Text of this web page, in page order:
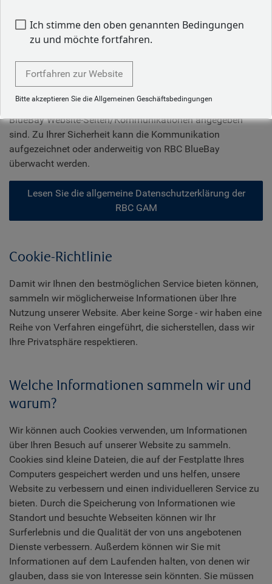
unterrichtet zu werden, von denen wir glauben, dass sie für
Sie von Interesse sein könnten, teilen Sie uns dies bitte mit,
entweder (i) bei der Registrierung auf einer RBC BlueBay
Website/Dienstleistung; oder (ii) indem Sie die Option
"Abbestellen" in RBC BlueBay E-Mails nutzen; oder (iii)
indem Sie RBC BlueBay an die registrierte Adresse oder an
andere Kontaktdaten schreiben, die auf bestimmten RBC
BlueBay Website-Seiten/Kommunikationen angegeben
sind. Zu Ihrer Sicherheit kann die Kommunikation
aufgezeichnet oder anderweitig von RBC BlueBay
überwacht werden.
Lesen Sie die allgemeine Datenschutzerklärung der
RBC GAM
Cookie-Richtlinie
Damit wir Ihnen den bestmöglichen Service bieten können,
sammeln wir möglicherweise Informationen über Ihre
Nutzung unserer Website. Aber keine Sorge - wir haben eine
Reihe von Verfahren eingeführt, die sicherstellen, dass wir
Ihre Privatsphäre respektieren.
Welche Informationen sammeln wir und
warum?
Wir können auch Cookies verwenden, um Informationen
über Ihren Besuch auf unserer Website zu sammeln.
Cookies sind kleine Dateien, die auf der Festplatte Ihres
Computers gespeichert werden und uns helfen, unsere
Website zu verbessern und einen individuelleren Service zu
bieten. Durch die Speicherung von Informationen wie
Standort und besuchte Webseiten können wir Ihr
Surferlebnis und die Qualität der von uns angebotenen
Dienste verbessern. Außerdem können wir Sie mit
Informationen auf dem Laufenden halten, von denen wir
glauben, dass sie von Interesse sein könnten. Sie müssen
Ich stimme den oben genannten Bedingungen
zu und möchte fortfahren.
Fortfahren zur Website
Bitte akzeptieren Sie die Allgemeinen Geschäftsbedingungen